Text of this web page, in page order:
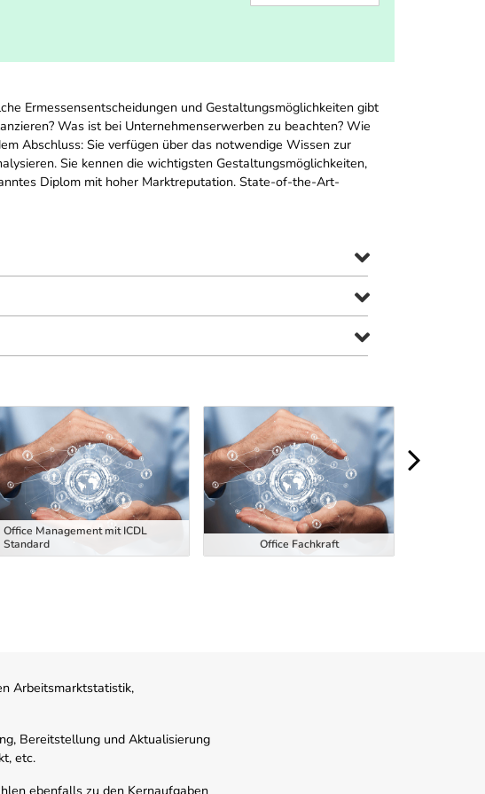
Ermessensentscheidungen und Gestaltungsmöglichkeiten gibt
Was ist bei Unternehmenserwerben zu beachten? Wie
Abschluss: Sie verfügen über das notwendige Wissen zur
Sie kennen die wichtigsten Gestaltungsmöglichkeiten,
Diplom mit hoher Marktreputation. State-of-the-Art-
Office Management mit ICDL
Standard
Office Fachkraft
Arbeitsmarktstatistik,
Bereitstellung und Aktualisierung
etc.